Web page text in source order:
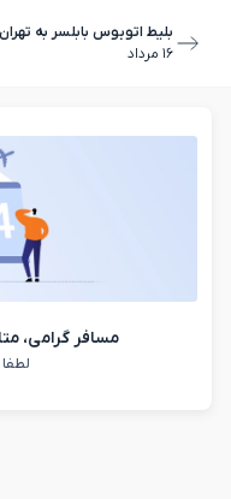
بلیط اتوبوس بابلسر به تهران
١٦ مرداد
مسافر گرامی،